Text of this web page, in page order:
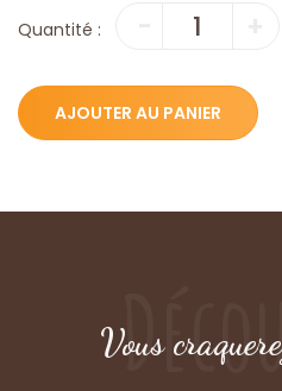
Quantité :
quantité
–
Chocolat
AJOUTER AU PANIER
Vous